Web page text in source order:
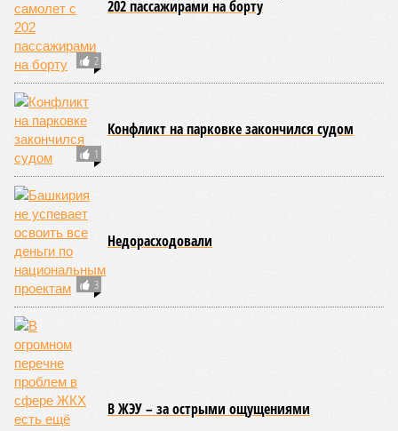
Компания «Башкирская концессионная компания» обратилась в
суд с иском к министерству транспорта и дорожного хозяйства
Башкирии о взыскании около 13 млрд рублей, связанных со
строительством Восточного выезда из Уфы.
Помимо основной суммы долга, истец настаивает на
начислении процентов за пользование чужими денежными
средствами и требует изменить условия действующего
концессионного соглашения.
БКК была создана в 2016 году по соглашению
правительства региона с ВТБ для финансирования
крупного инфраструктурного проекта. Общая стоимость
строительства Восточного выезда превысила 40 млрд
рублей,
работ выступало ООО «Лимакмаращавтодороги»,
впоследствии переименованное в «ЛМА».
Согласно условиям концессионного соглашения, компания
получила право эксплуатировать дорогу, тоннель и мост,
входящие в состав Восточного выезда, и взимать плату с